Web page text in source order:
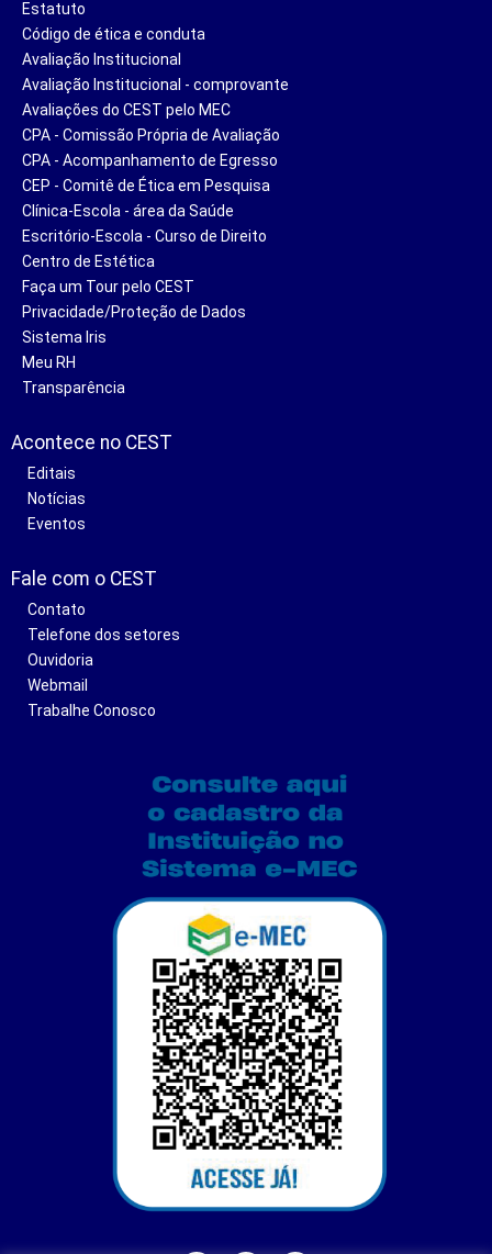
Estatuto
Código de ética e conduta
Avaliação Institucional
Avaliação Institucional - comprovante
Avaliações do CEST pelo MEC
CPA - Comissão Própria de Avaliação
CPA - Acompanhamento de Egresso
CEP - Comitê de Ética em Pesquisa
Clínica-Escola - área da Saúde
Escritório-Escola - Curso de Direito
Centro de Estética
Faça um Tour pelo CEST
Privacidade/Proteção de Dados
Sistema Iris
Meu RH
Transparência
Acontece no CEST
Editais
Notícias
Eventos
Fale com o CEST
Contato
Telefone dos setores
Ouvidoria
Webmail
Trabalhe Conosco